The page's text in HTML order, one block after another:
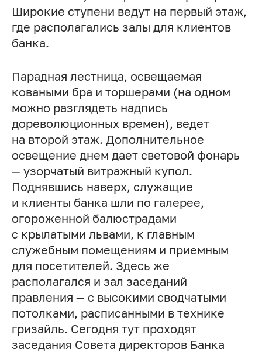
Широкие ступени ведут на первый этаж,
где располагались залы для клиентов
банка.
Парадная лестница, освещаемая
коваными бра и торшерами (на одном
можно разглядеть надпись
дореволюционных времен), ведет
на второй этаж. Дополнительное
освещение днем дает световой фонарь
— узорчатый витражный купол.
Поднявшись наверх, служащие
и клиенты банка шли по галерее,
огороженной балюстрадами
с крылатыми львами, к главным
служебным помещениям и приемным
для посетителей. Здесь же
располагался и зал заседаний
правления — с высокими сводчатыми
потолками, расписанными в технике
гризайль. Сегодня тут проходят
заседания Совета директоров Банка